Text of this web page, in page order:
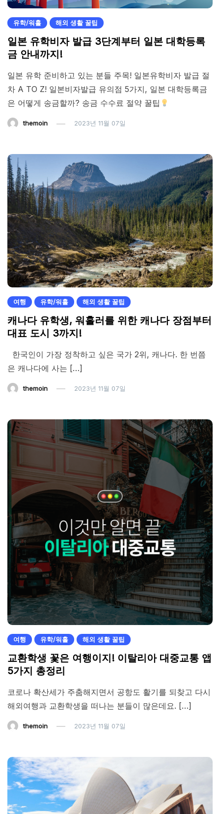
유학/워홀 해외 생활 꿀팁
일본 유학비자 발급 3단계부터 일본 대학등록
금 안내까지!
일본 유학 준비하고 있는 분들 주목! 일본유학비자 발급 절
차 A TO Z! 일본비자발급 유의점 5가지, 일본 대학등록금
은 어떻게 송금할까? 송금 수수료 절약 꿀팁
themoin 2023년 11월 07일
여행 유학/워홀 해외 생활 꿀팁
캐나다 유학생, 워홀러를 위한 캐나다 장점부터
대표 도시 3까지!
한국인이 가장 정착하고 싶은 국가 2위, 캐나다. 한 번쯤
은 캐나다에 사는 […]
themoin 2023년 11월 07일
여행 유학/워홀 해외 생활 꿀팁
교환학생 꽃은 여행이지! 이탈리아 대중교통 앱
5가지 총정리
코로나 확산세가 주춤해지면서 공항도 활기를 되찾고 다시
해외여행과 교환학생을 떠나는 분들이 많은데요. […]
themoin 2023년 11월 07일